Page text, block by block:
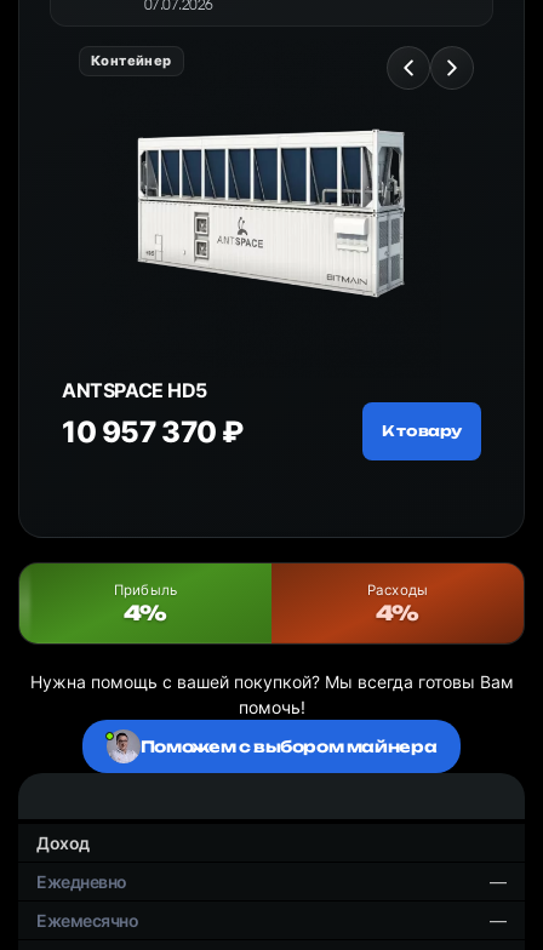
07.07.2026
Контейнер
ANTSPACE HD5
10 957 370 ₽ К товару
Прибыль
4%
Расходы
4%
Нужна помощь с вашей покупкой? Мы всегда готовы Вам
помочь!
Поможем с выбором майнера
Доход
—
—